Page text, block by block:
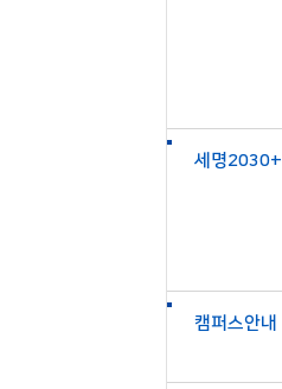
교양교육 체계도
장학제도
세명2030+
캠퍼스안내